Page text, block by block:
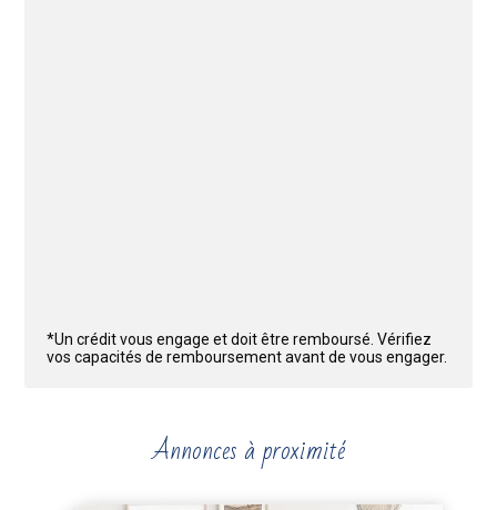
*Un crédit vous engage et doit être remboursé. Vérifiez
vos capacités de remboursement avant de vous engager.
Annonces à proximité